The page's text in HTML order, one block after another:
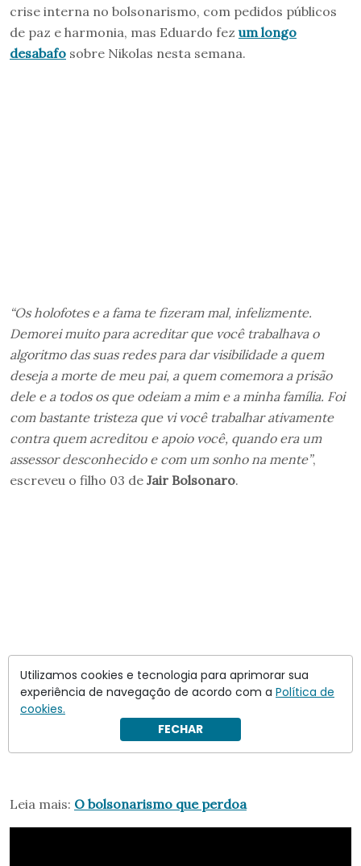
crise interna no bolsonarismo, com pedidos públicos
de paz e harmonia, mas Eduardo fez um longo
desabafo sobre Nikolas nesta semana.
“Os holofotes e a fama te fizeram mal, infelizmente.
Demorei muito para acreditar que você trabalhava o
algoritmo das suas redes para dar visibilidade a quem
deseja a morte de meu pai, a quem comemora a prisão
dele e a todos os que odeiam a mim e a minha família. Foi
com bastante tristeza que vi você trabalhar ativamente
contra quem acreditou e apoio você, quando era um
assessor desconhecido e com um sonho na mente”,
escreveu o filho 03 de Jair Bolsonaro.
Leia mais: O bolsonarismo que perdoa
Utilizamos cookies e tecnologia para aprimorar sua
experiência de navegação de acordo com a Política de
cookies.
FECHAR